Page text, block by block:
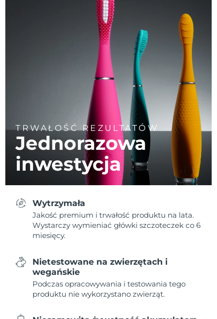
TRWAŁOŚĆ REZULTATÓW
Jednorazowa
inwestycja
Wytrzymała
Jakość premium i trwałość produktu na lata.
Wystarczy wymieniać główki szczoteczek co 6
miesięcy.
Nietestowane na zwierzętach i
wegańskie
Podczas opracowywania i testowania tego
produktu nie wykorzystano zwierząt.